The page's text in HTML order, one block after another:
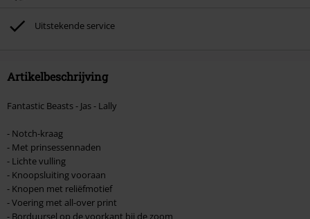
Toten Hosen, Metality, cadeaubonnen en artikelen met een inbegrepen
donatie zijn uitgesloten van de korting.
Uitstekende service
Artikelbeschrijving
Fantastic Beasts - Jas - Lally
- Notch-kraag
- Met prinsessennaden
- Lichte vulling
- Knoopsluiting vooraan
- Knopen met reliëfmotief
- Voering met all-over print
- Borduursel op de voorkant bij de zoom